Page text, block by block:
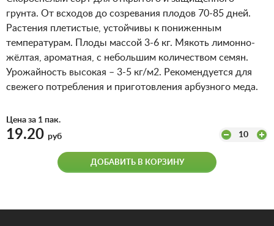
грунта. От всходов до созревания плодов 70-85 дней.
Растения плетистые, устойчивы к пониженным
температурам. Плоды массой 3-6 кг. Мякоть лимонно-
жёлтая, ароматная, с небольшим количеством семян.
Урожайность высокая – 3-5 кг/м2. Рекомендуется для
свежего потребления и приготовления арбузного меда.
Цена за 1 пак.
19.20 руб 10
ДОБАВИТЬ В КОРЗИНУ